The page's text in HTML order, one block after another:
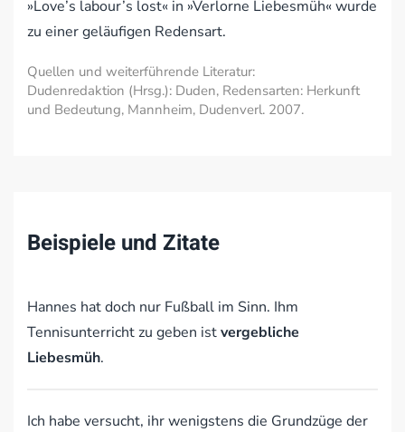
»Love’s labour’s lost« in »Verlorne Liebesmüh« wurde
zu einer geläufigen Redensart.
Quellen und weiterführende Literatur:
Dudenredaktion (Hrsg.): Duden, Redensarten: Herkunft
und Bedeutung, Mannheim, Dudenverl. 2007.
Beispiele und Zitate
Hannes hat doch nur Fußball im Sinn. Ihm
Tennisunterricht zu geben istvergebliche
Liebesmüh.
Ich habe versucht, ihr wenigstens die Grundzüge der